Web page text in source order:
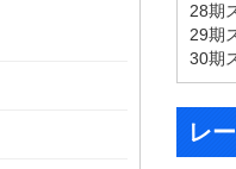
28期
29期
30期
レ